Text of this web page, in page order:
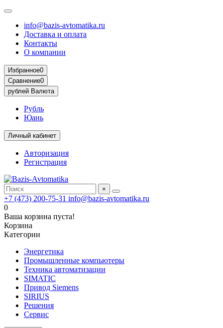
info@bazis-avtomatika.ru
Доставка и оплата
Контакты
О компании
Избранное0
Сравнение0
рублей Валюта
Рубль
Юань
Личный кабинет
Авторизация
Регистрация
×
+7 (473) 200-75-31 info@bazis-avtomatika.ru
0
Ваша корзина пуста!
Корзина
Категории
Энергетика
Промышленные компьютеры
Техника автоматизации
SIMATIC
Привод Siemens
SIRIUS
Решения
Сервис